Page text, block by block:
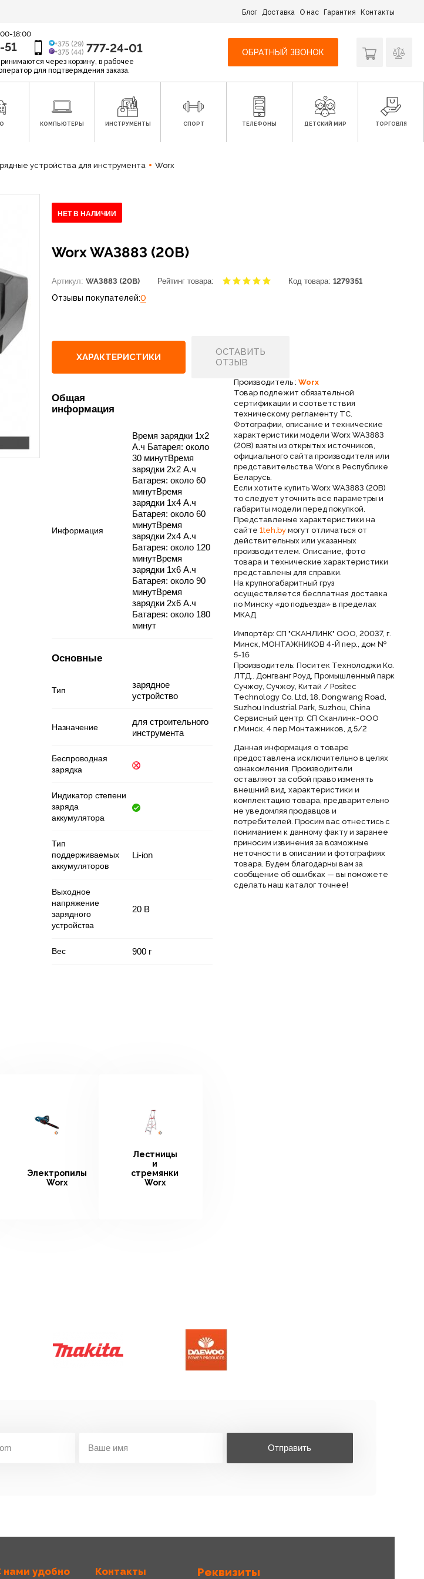
Блог Доставка О нас Гарантия Контакты
18:00
51
+375 (29)
+375 (44) 777-24-01
через корзину, в рабочее
для подтверждения заказа.
ОБРАТНЫЙ ЗВОНОК
КОМПЬЮТЕРЫ ИНСТРУМЕНТЫ СПОРТ ТЕЛЕФОНЫ ДЕТСКИЙ МИР ТОРГОВЛЯ
устройства для инструмента Worx
НЕТ В НАЛИЧИИ
Worx WA3883 (20В)
Артикул: WA3883 (20В) Рейтинг товара: Код товара: 1279351
Отзывы покупателей:0
ХАРАКТЕРИСТИКИ
ОСТАВИТЬ
ОТЗЫВ
Общая
информация
Информация
Время зарядки 1х2
А.ч Батарея: около
30 минутВремя
зарядки 2х2 А.ч
Батарея: около 60
минутВремя
зарядки 1х4 А.ч
Батарея: около 60
минутВремя
зарядки 2х4 А.ч
Батарея: около 120
минутВремя
зарядки 1х6 А.ч
Батарея: около 90
минутВремя
зарядки 2х6 А.ч
Батарея: около 180
минут
Основные
Тип
зарядное
устройство
Назначение
для строительного
инструмента
Беспроводная
зарядка
Индикатор степени
заряда
аккумулятора
Тип
поддерживаемых
аккумуляторов
Li-ion
Выходное
напряжение
зарядного
устройства
20 В
Вес 900 г
Производитель : Worx
Товар подлежит обязательной
сертификации и соответствия
техническому регламенту ТС.
Фотографии, описание и технические
характеристики модели Worx WA3883
(20В) взяты из открытых источников,
официального сайта производителя или
представительства Worx в Республике
Беларусь.
Если хотите купить Worx WA3883 (20В)
то следует уточнить все параметры и
габариты модели перед покупкой.
Представленые характеристики на
сайте 1teh.byмогут отличаться от
действительных или указанных
производителем. Описание, фото
товара и технические характеристики
представлены для справки.
На крупногабаритный груз
осуществляется бесплатная доставка
по Минску «до подъезда» в пределах
МКАД.
Импортёр: СП "СКАНЛИНК" ООО, 20037, г.
Минск, МОНТАЖНИКОВ 4-Й пер., дом №
5-16
Производитель: Поситек Технолоджи Ко.
ЛТД.. Донгванг Роуд, Промышленный парк
Сучжоу, Сучжоу, Китай / Positec
Technology Co. Ltd, 18, Dongwang Road,
Suzhou Industrial Park, Suzhou, China
Сервисный центр: СП Сканлинк-ООО
г.Минск, 4 пер.Монтажников, д.5/2
Данная информация о товаре
предоставлена исключительно в целях
ознакомления. Производители
оставляют за собой право изменять
внешний вид, характеристики и
комплектацию товара, предварительно
не уведомляя продавцов и
потребителей. Просим вас отнестись с
пониманием к данному факту и заранее
приносим извинения за возможные
неточности в описании и фотографиях
товара. Будем благодарны вам за
сообщение об ошибках — вы поможете
сделать наш каталог точнее!
Электропилы
Worx
Лестницы
и
стремянки
Worx
Отправить
нами удобно Контакты Реквизиты